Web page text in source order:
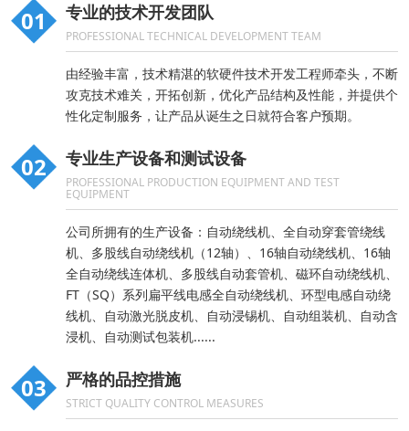
01 专业的技术开发团队
PROFESSIONAL TECHNICAL DEVELOPMENT TEAM
由经验丰富，技术精湛的软硬件技术开发工程师牵头，不断
攻克技术难关，开拓创新，优化产品结构及性能，并提供个
性化定制服务，让产品从诞生之日就符合客户预期。
02 专业生产设备和测试设备
PROFESSIONAL PRODUCTION EQUIPMENT AND TEST
EQUIPMENT
公司所拥有的生产设备：自动绕线机、全自动穿套管绕线
机、多股线自动绕线机（12轴）、16轴自动绕线机、16轴
全自动绕线连体机、多股线自动套管机、磁环自动绕线机、
FT（SQ）系列扁平线电感全自动绕线机、环型电感自动绕
线机、自动激光脱皮机、自动浸锡机、自动组装机、自动含
浸机、自动测试包装机......
03 严格的品控措施
STRICT QUALITY CONTROL MEASURES